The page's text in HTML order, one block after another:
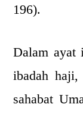
196).
Dalam ayat
ibadah
sahabat